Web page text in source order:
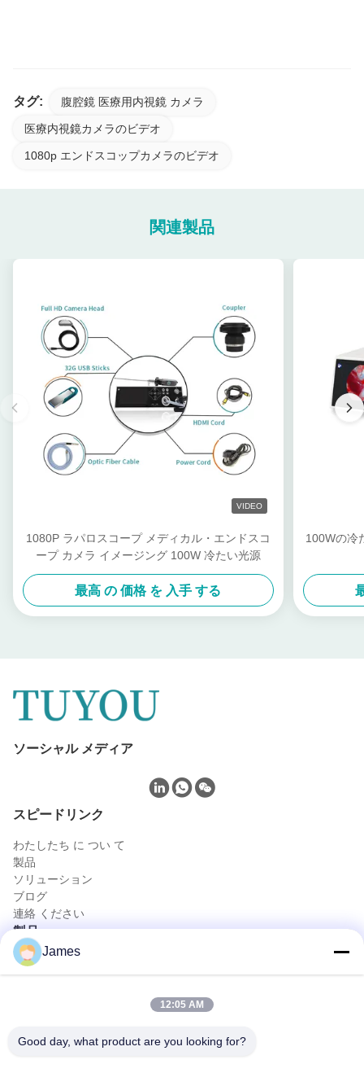
タグ: 腹腔鏡 医療用内視鏡 カメラ
医療内視鏡カメラのビデオ
1080p エンドスコップカメラのビデオ
関連製品
VIDEO
1080P ラパロスコープ メディカル・エンドスコ
ープ カメラ イメージング 100W 冷たい光源
最高 の 価格 を 入手 する
100Wの冷
ソーシャル メディア
スピードリンク
わたしたち に つい て
製品
ソリューション
ブログ
連絡 ください
製品
携帯用内視鏡カメラ
医学の内視鏡のカメラ
4K内視鏡のカメラ システム
完全なHDの内視鏡のカメラ システム
柔軟な内視鏡カメラシステム
James
12:05 AM
Good day, what product are you looking for?